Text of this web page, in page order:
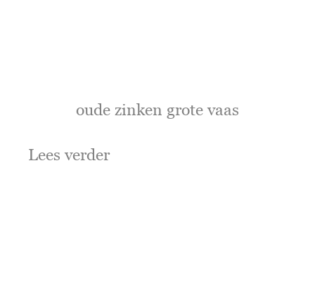
oude zinken grote vaas
Lees verder